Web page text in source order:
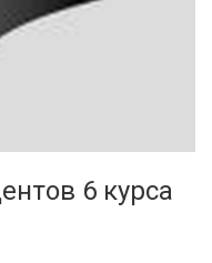
6 курса